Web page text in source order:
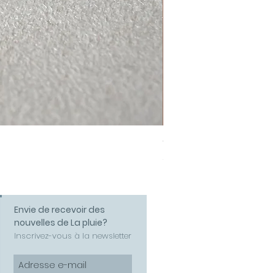
Collier Amour
Prix
58,00 €
Envie de recevoir des
nouvelles de La pluie?
Inscrivez-vous à la newsletter